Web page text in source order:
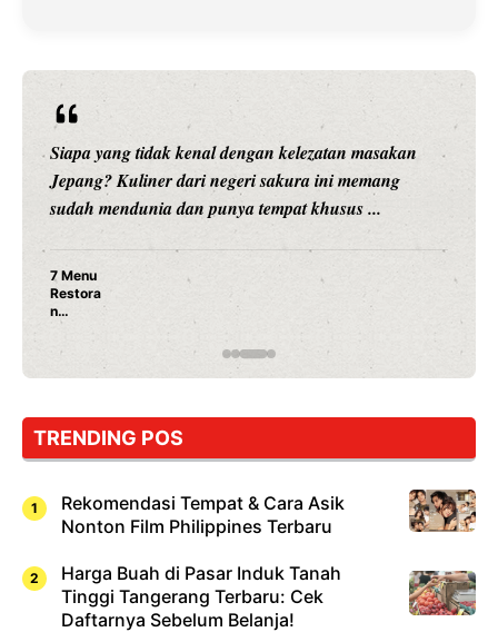
Siapa sangka, dua nama besar di dunia hiburan,
Nunung Srimulat dan Vicky Prasetyo, kini
dunia kuliner dengan membuka restoran ...
Nunung Srimulat & Vicky Prasetyo Buka
Rahasia Mami Bikin Nagih!
TRENDING POS
Rekomendasi Tempat & Cara Asik
Nonton Film Philippines Terbaru
Harga Buah di Pasar Induk Tanah
Tinggi Tangerang Terbaru: Cek
Daftarnya Sebelum Belanja!